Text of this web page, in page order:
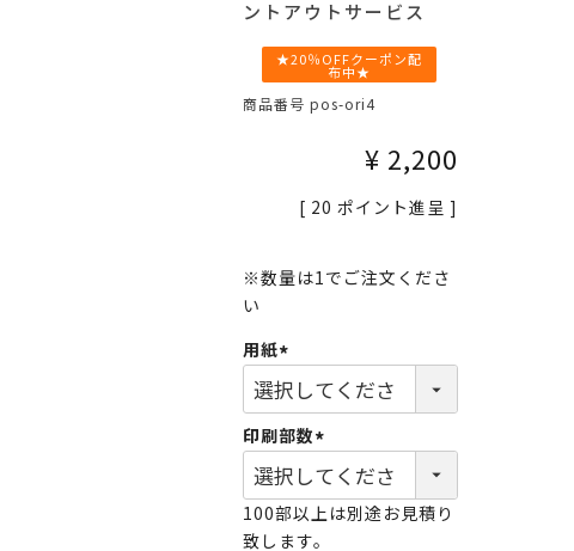
ントアウトサービス
★20％OFFクーポン配
布中★
商品番号 pos-ori4
¥ 2,200
[ 20 ポイント進呈 ]
用紙
(必
須)
印刷部数
(必
須)
100部以上は別途お見積り
致します。
※数量は1でご注文くださ
い